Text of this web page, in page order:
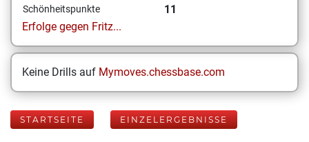
Schönheitspunkte
11
Erfolge gegen Fritz...
Keine Drills auf Mymoves.chessbase.com
STARTSEITE EINZELERGEBNISSE